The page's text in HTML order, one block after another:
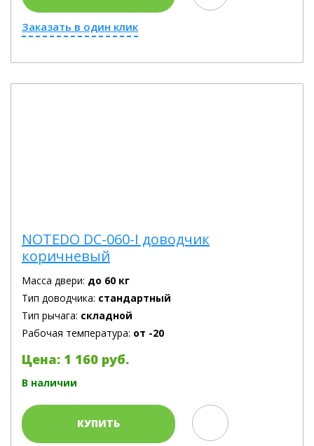
Заказать в один клик
NOTEDO DC-060-I доводчик
коричневый
Масса двери: до 60 кг
Тип доводчика: стандартный
Тип рычага: складной
Рабочая температура: от -20
Цена: 1 160 руб.
В наличии
КУПИТЬ